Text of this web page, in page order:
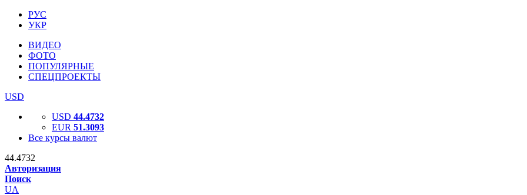
РУС
УКР
ВИДЕО
ФОТО
ПОПУЛЯРНЫЕ
СПЕЦПРОЕКТЫ
USD
USD 44.4732
EUR 51.3093
Все курсы валют
44.4732
Авторизация
Поиск
UA